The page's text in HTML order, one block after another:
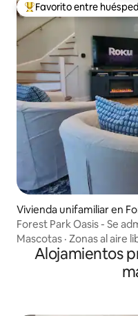
Favorito entre los
Favorito entre
Vivienda unifamiliar en
Forest Park Oasis - Se
Mascotas · Zonas al aire
Alojamientos